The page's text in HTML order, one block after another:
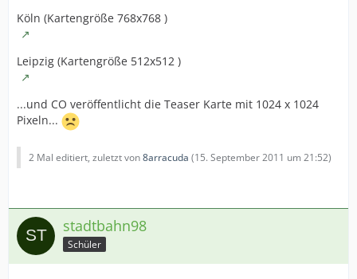
Köln (Kartengröße 768x768 )
Leipzig (Kartengröße 512x512 )
...und CO veröffentlicht die Teaser Karte mit 1024 x 1024
Pixeln...
2 Mal editiert, zuletzt von8arracuda (15. September 2011 um 21:52)
stadtbahn98
Schüler